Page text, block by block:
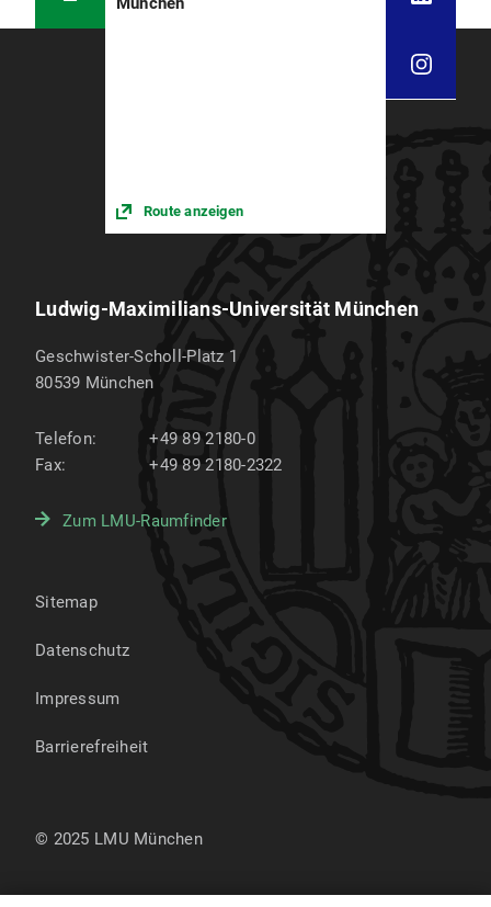
Route anzeigen
Ludwig-Maximilians-Universität München
Geschwister-Scholl-Platz 1
80539 München
Telefon:
+49 89 2180-0
Fax:
+49 89 2180-2322
Zum LMU-Raumfinder
Sitemap
Datenschutz
Impressum
Barrierefreiheit
© 2025 LMU München